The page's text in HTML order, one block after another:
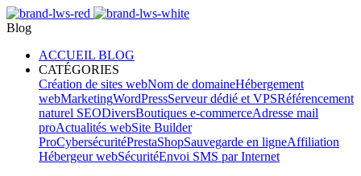
Blog
ACCUEIL BLOG
CATÉGORIES
Création de sites webNom de domaineHébergement
webMarketingWordPressServeur dédié et VPSRéférencement
naturel SEODiversBoutiques e-commerceAdresse mail
proActualités webSite Builder
ProCybersécuritéPrestaShopSauvegarde en ligneAffiliation
Hébergeur webSécuritéEnvoi SMS par Internet